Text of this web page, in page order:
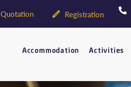
Quotation Registration
Accommodation Activities